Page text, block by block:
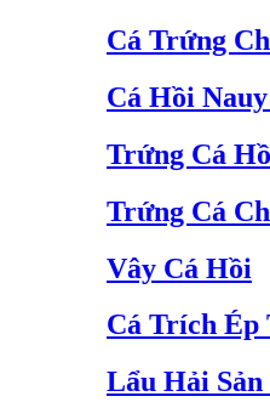
Cá Trứng
Cá Hồi
Trứng Cá
Trứng Cá
Vây Cá Hồi
Cá Trích Ép
Lẩu Hải